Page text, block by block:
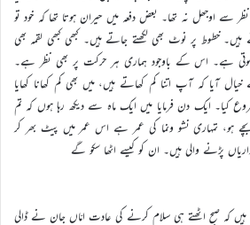
سے اوجھل نہ تھا۔ بعض دفعہ میں حیران ہوتا تھا کہ خود تو
خطوط پر نوٹ بھی لکھتے جاتے ہیں۔ کبھی کبھی لقمہ بھی
ہوتی ہے۔ اس کے باوجود ہماری ہر حرکت پر بھی نظر ہے۔
آیا کہ آپ اتنا کم کھاتے ہیں، میں بھی کم کھانا کھایا
کیا۔ ایک دن فرمایا میں ایک ماہ سے دیکھ رہا ہوں کہ تم
ہو، تمہاری نشو ونما کی عمر ہے اس عمر میں پیٹ بھر کر
پڑنے والی ہیں۔ ان کو کیسے اٹھا سکو گے
ہیں کہ صبح اٹھتے ہی سلام کرنے کی عادت امّاں جان نے ڈالی